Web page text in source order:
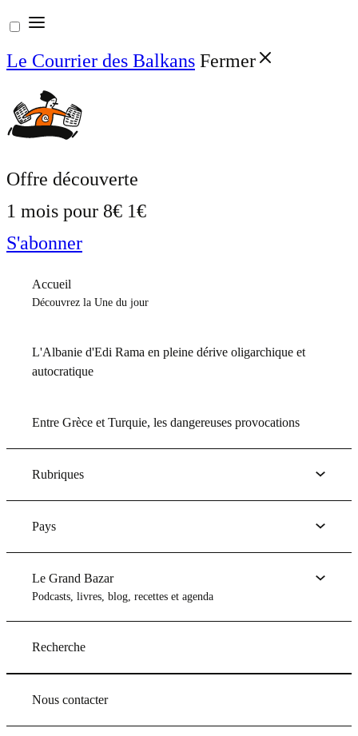
Aller
au
contenu
Le Courrier des Balkans Fermer
Offre découverte
1 mois pour 8€ 1€
S'abonner
Accueil
Découvrez la Une du jour
L'Albanie d'Edi Rama en pleine dérive oligarchique et
autocratique
Entre Grèce et Turquie, les dangereuses provocations
Rubriques
Pays
Le Grand Bazar
Podcasts, livres, blog, recettes et agenda
Recherche
Nous contacter